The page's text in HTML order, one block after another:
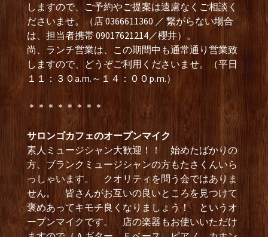
しますので、ご予約やご提案は遠慮なくご相談く
ださいませ。（店 0366611360 ／ 繋がらない場合
は、担当者携帯 09017621214／櫻井）。
尚、ランチ営業は、この期間中も通常通り営業致
しますので、どうぞご利用くださいませ。（平日
１１：３０a.m.～１４：００p.m.）
＊＊＊＊＊＊＊＊
サロンゴカフェのオープンマイク
素人ミュージシャン大歓迎！！ 始めたばかりの
方、ブランクミュージシャンの方もたさくんいら
っしゃいます。 クオリティを問う会ではありま
せん。 皆さんがお互いの良いところを見つけて
褒めあってキモチ良くなりましょう！ というオ
ープンマイクです。 店の楽器もお使いいただけ